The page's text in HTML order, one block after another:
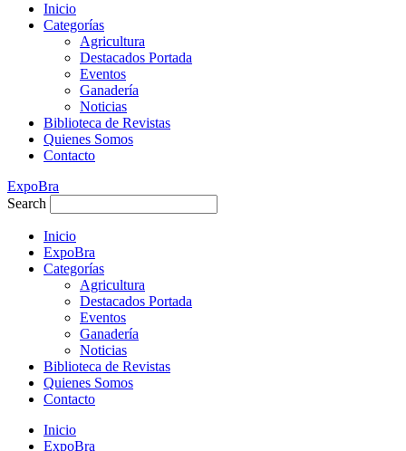
Inicio
Categorías
Agricultura
Destacados Portada
Eventos
Ganadería
Noticias
Biblioteca de Revistas
Quienes Somos
Contacto
ExpoBra
Search
Inicio
ExpoBra
Categorías
Agricultura
Destacados Portada
Eventos
Ganadería
Noticias
Biblioteca de Revistas
Quienes Somos
Contacto
Inicio
ExpoBra